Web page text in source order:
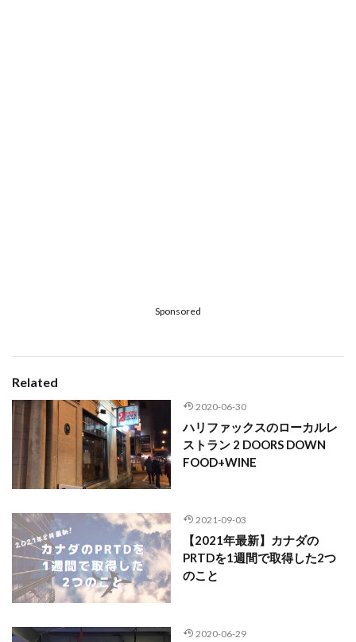
Sponsored
Related
2020-06-30
ハリファックスのローカルレ
ストラン 2 DOORS DOWN
FOOD+WINE
2021-09-03
【2021年最新】カナダの
PRTDを1週間で取得した2つ
のこと
2020-06-29